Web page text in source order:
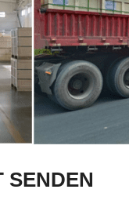
SENDEN